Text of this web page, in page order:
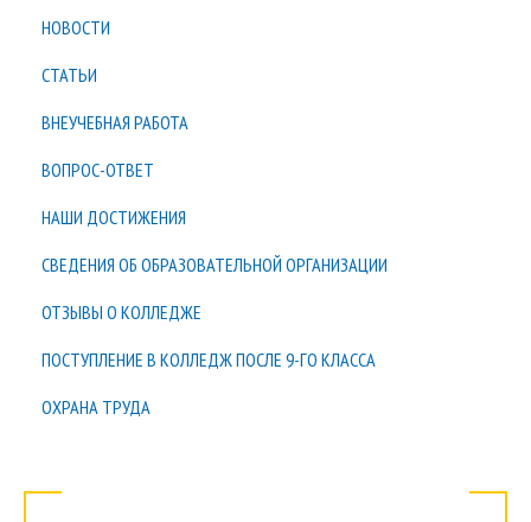
НОВОСТИ
СТАТЬИ
ВНЕУЧЕБНАЯ РАБОТА
ВОПРОС-ОТВЕТ
НАШИ ДОСТИЖЕНИЯ
СВЕДЕНИЯ ОБ ОБРАЗОВАТЕЛЬНОЙ ОРГАНИЗАЦИИ
ОТЗЫВЫ О КОЛЛЕДЖЕ
ПОСТУПЛЕНИЕ В КОЛЛЕДЖ ПОСЛЕ 9-ГО КЛАССА
ОХРАНА ТРУДА